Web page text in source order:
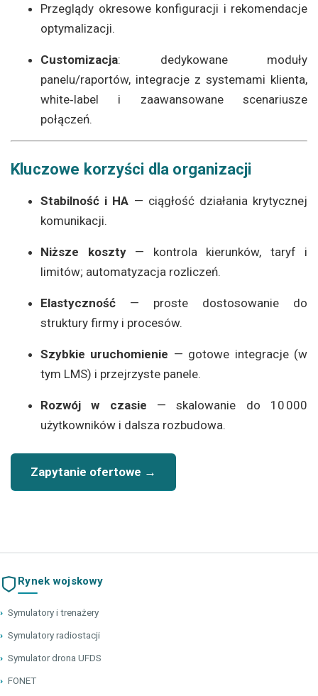
Przeglądy okresowe konfiguracji i rekomendacje
optymalizacji.
Customizacja: dedykowane moduły
panelu/raportów, integracje z systemami klienta,
white‑label i zaawansowane scenariusze
połączeń.
Kluczowe korzyści dla organizacji
Stabilność i HA — ciągłość działania krytycznej
komunikacji.
Niższe koszty— kontrola kierunków, taryf i
limitów; automatyzacja rozliczeń.
Elastyczność — proste dostosowanie do
struktury firmy i procesów.
Szybkie uruchomienie — gotowe integracje (w
tym LMS) i przejrzyste panele.
Rozwój w czasie — skalowanie do 10 000
użytkowników i dalsza rozbudowa.
Zapytanie ofertowe →
Rynek wojskowy
› Symulatory i trenażery
› Symulatory radiostacji
› Symulator drona UFDS
› FONET